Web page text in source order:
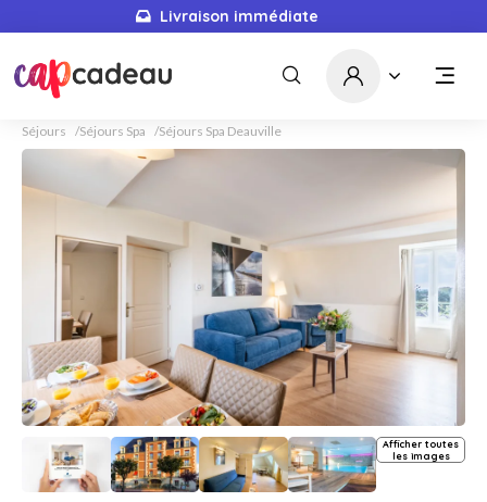
Livraison immédiate
Séjours Séjours Spa Séjours Spa Deauville
Afficher toutes
les images